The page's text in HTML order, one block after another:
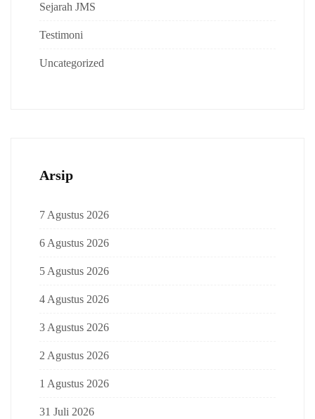
Sejarah JMS
Testimoni
Uncategorized
Arsip
7 Agustus 2026
6 Agustus 2026
5 Agustus 2026
4 Agustus 2026
3 Agustus 2026
2 Agustus 2026
1 Agustus 2026
31 Juli 2026